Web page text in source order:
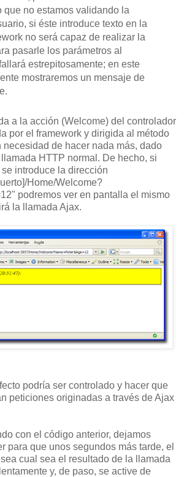
que no estamos validando la
si éste introduce texto en la
no será capaz de realizar la
pasarle los parámetros al
estrepitosamente; en este
mostraremos un mensaje de
a la acción (Welcome) del controlador
por el framework y dirigida al método
de hacer nada más, dado
HTTP normal. De hecho, si
introduce la dirección
Home/Welcome?
podremos ver en pantalla el mismo
la llamada Ajax.
podría ser controlado y hacer que
peticiones originadas a través de Ajax
con el código anterior, dejamos
para que unos segundos más tarde, el
cual sea el resultado de la llamada
y, de paso, se active de